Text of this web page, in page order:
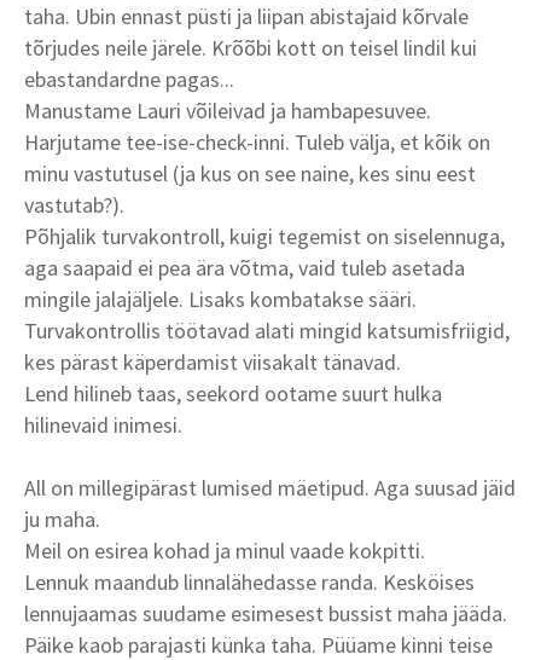
taha. Ubin ennast püsti ja liipan abistajaid kõrvale
tõrjudes neile järele. Krõõbi kott on teisel lindil kui
ebastandardne pagas...
Manustame Lauri võileivad ja hambapesuvee.
Harjutame tee-ise-check-inni. Tuleb välja, et kõik on
minu vastutusel (ja kus on see naine, kes sinu eest
vastutab?).
Põhjalik turvakontroll, kuigi tegemist on siselennuga,
aga saapaid ei pea ära võtma, vaid tuleb asetada
mingile jalajäljele. Lisaks kombatakse sääri.
Turvakontrollis töötavad alati mingid katsumisfriigid,
kes pärast käperdamist viisakalt tänavad.
Lend hilineb taas, seekord ootame suurt hulka
hilinevaid inimesi.
All on millegipärast lumised mäetipud. Aga suusad jäid
ju maha.
Meil on esirea kohad ja minul vaade kokpitti.
Lennuk maandub linnalähedasse randa. Kesköises
lennujaamas suudame esimesest bussist maha jääda.
Päike kaob parajasti künka taha. Püüame kinni teise